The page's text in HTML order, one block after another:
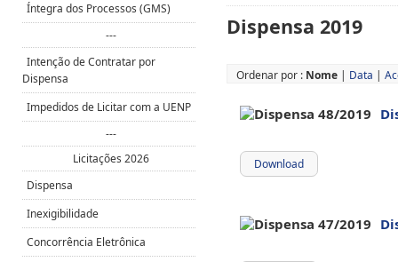
Dispensa 2019
Ordenar por : Nome | Data |
Download
Íntegra dos Processos (GMS)
---
Intenção de Contratar por
Dispensa
Impedidos de Licitar com a UENP
---
Licitações 2026
Dispensa
Inexigibilidade
Concorrência Eletrônica